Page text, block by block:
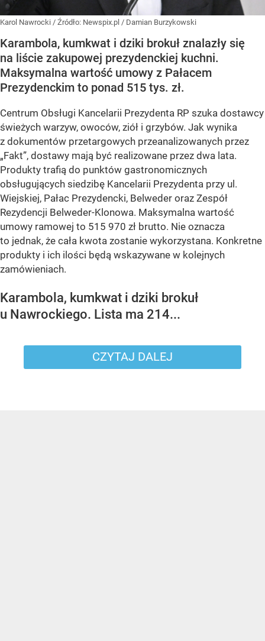
Karol Nawrocki / Źródło: Newspix.pl / Damian Burzykowski
Karambola, kumkwat i dziki brokuł znalazły się
na liście zakupowej prezydenckiej kuchni.
Maksymalna wartość umowy z Pałacem
Prezydenckim to ponad 515 tys. zł.
Centrum Obsługi Kancelarii Prezydenta RP szuka dostawcy
świeżych warzyw, owoców, ziół i grzybów. Jak wynika
z dokumentów przetargowych przeanalizowanych przez
„Fakt”, dostawy mają być realizowane przez dwa lata.
Produkty trafią do punktów gastronomicznych
obsługujących siedzibę Kancelarii Prezydenta przy ul.
Wiejskiej, Pałac Prezydencki, Belweder oraz Zespół
Rezydencji Belweder-Klonowa. Maksymalna wartość
umowy ramowej to 515 970 zł brutto. Nie oznacza
to jednak, że cała kwota zostanie wykorzystana. Konkretne
produkty i ich ilości będą wskazywane w kolejnych
zamówieniach.
Karambola, kumkwat i dziki brokuł
u Nawrockiego. Lista ma 214...
CZYTAJ DALEJ